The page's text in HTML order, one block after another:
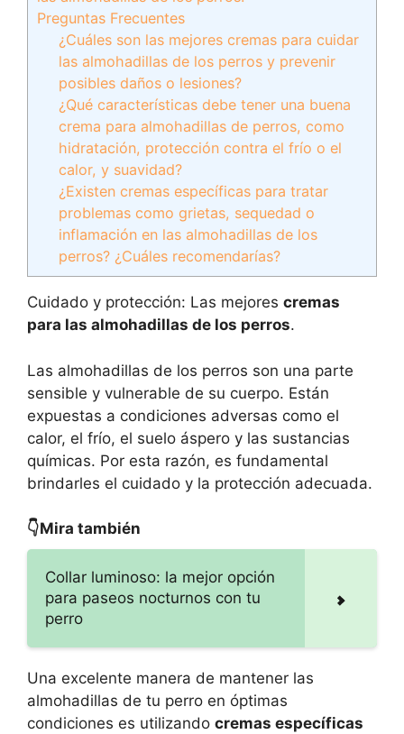
Preguntas Frecuentes
¿Cuáles son las mejores cremas para cuidar
las almohadillas de los perros y prevenir
posibles daños o lesiones?
¿Qué características debe tener una buena
crema para almohadillas de perros, como
hidratación, protección contra el frío o el
calor, y suavidad?
¿Existen cremas específicas para tratar
problemas como grietas, sequedad o
inflamación en las almohadillas de los
perros? ¿Cuáles recomendarías?
Cuidado y protección: Las mejores cremas
para las almohadillas de los perros.
Las almohadillas de los perros son una parte
sensible y vulnerable de su cuerpo. Están
expuestas a condiciones adversas como el
calor, el frío, el suelo áspero y las sustancias
químicas. Por esta razón, es fundamental
brindarles el cuidado y la protección adecuada.
👇Mira también
Collar luminoso: la mejor opción
para paseos nocturnos con tu
perro
Una excelente manera de mantener las
almohadillas de tu perro en óptimas
condiciones es utilizando cremas específicas